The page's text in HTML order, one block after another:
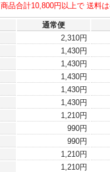
商品合計10,800円以上で 送料
通常便
2,310円
1,430円
1,430円
1,430円
1,430円
1,430円
1,210円
990円
990円
1,210円
1,210円